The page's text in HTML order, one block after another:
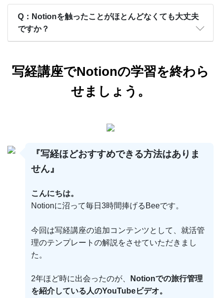
Q：Notionを触ったことがほとんどなくても大丈夫
ですか？
写経講座でNotionの学習を終わら
せましょう。
『写経ほどおすすめできる方法はありま
せん』
こんにちは。
Notionに沼って毎日3時間捧げるBeeです。
今回は写経講座の追加コンテンツとして、就活管
理のテンプレートの解説をさせていただきまし
た。
2年ほど時に出会ったのが、
Notionでの旅行管理
を紹介している人のYouTubeビデオ。